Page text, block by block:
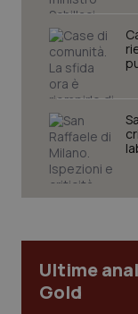
Ultime
Gold
I cookie
sito web
protette del
funzionare
Nome